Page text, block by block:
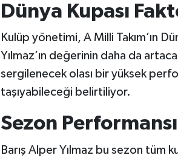
Dünya Kupası
Kulüp yönetimi, A Milli Takım’ın
Yılmaz’ın değerinin daha da
sergilenecek olası bir yüksek
taşıyabileceği belirtiliyor.
Sezon
Barış Alper Yılmaz bu sezon